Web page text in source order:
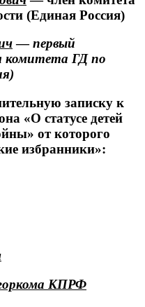
(Единая Россия)
—первый
комитета ГД по
записку к
«О статусе детей
от которого
избранники»:
горкома КПРФ